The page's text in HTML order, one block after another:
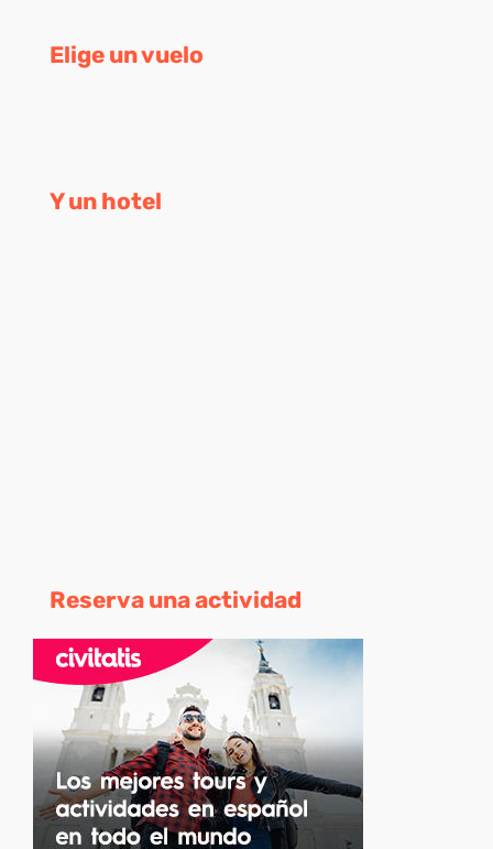
Elige un vuelo
Y un hotel
Reserva una actividad